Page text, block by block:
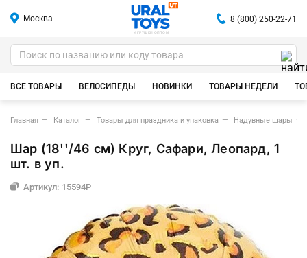
Москва
ИГРУШКИ ОПТОМ
8 (800) 250-22-71
ВСЕ ТОВАРЫ ВЕЛОСИПЕДЫ НОВИНКИ ТОВАРЫ НЕДЕЛИ
Главная Каталог Товары для праздника и упаковка Надувные шары
Шар (18''/46 см) Круг, Сафари, Леопард, 1
шт. в уп.
Артикул: 15594P